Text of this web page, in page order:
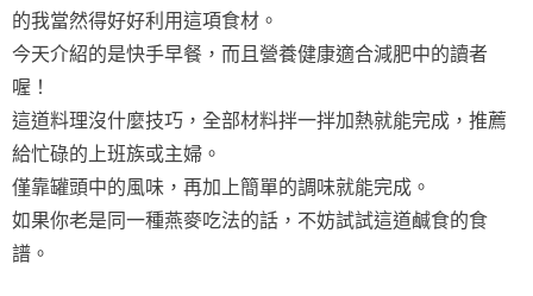
的我當然得好好利用這項食材。
今天介紹的是快手早餐，而且營養健康適合減肥中的讀者
喔！
這道料理沒什麼技巧，全部材料拌一拌加熱就能完成，推薦
給忙碌的上班族或主婦。
僅靠罐頭中的風味，再加上簡單的調味就能完成。
如果你老是同一種燕麥吃法的話，不妨試試這道鹹食的食
譜。